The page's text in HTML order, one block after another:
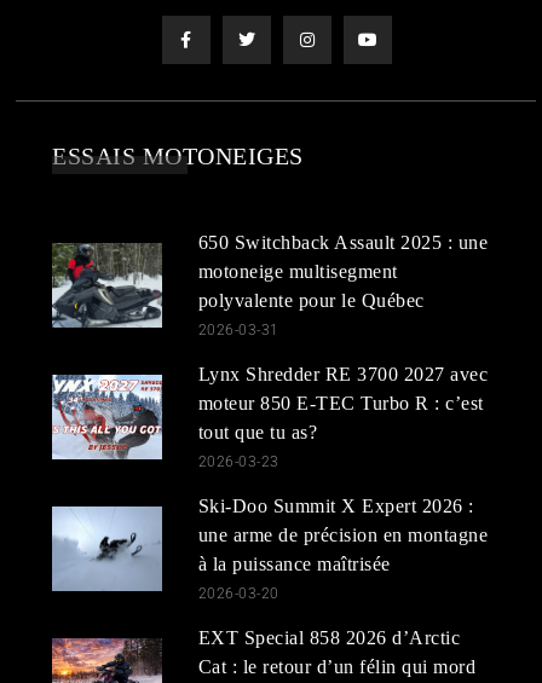
ESSAIS MOTONEIGES
650 Switchback Assault 2025 : une
motoneige multisegment
polyvalente pour le Québec
2026-03-31
Lynx Shredder RE 3700 2027 avec
moteur 850 E-TEC Turbo R : c’est
tout que tu as?
2026-03-23
Ski-Doo Summit X Expert 2026 :
une arme de précision en montagne
à la puissance maîtrisée
2026-03-20
EXT Special 858 2026 d’Arctic
Cat : le retour d’un félin qui mord